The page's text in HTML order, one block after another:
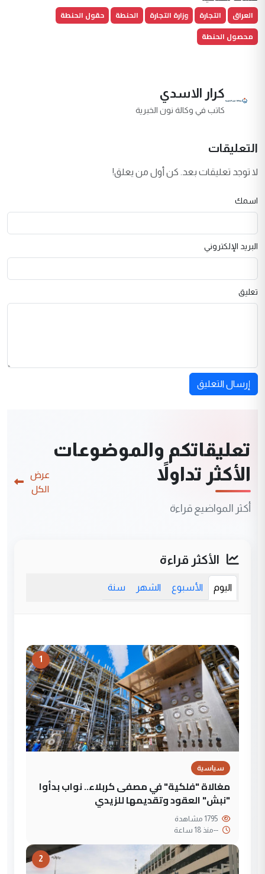
العراق التجارة وزارة التجارة الحنطة
حقول الحنطة
محصول الحنطة
كرار الاسدي
كاتب في وكالة نون الخبرية
التعليقات
لا توجد تعليقات بعد. كن أول من يعلق!
اسمك
البريد الإلكتروني
تعليق
إرسال التعليق
تعليقاتكم والموضوعات
الأكثر تداولاً
أكثر المواضيع قراءة
عرض
الكل
الأكثر قراءة
اليوم الأسبوع الشهر سنة
1
سياسية
مغالاة "فلكية" في مصفى كربلاء.. نواب بدأوا
"نبش" العقود وتقديمها للزيدي
--منذ 18 ساعة
2